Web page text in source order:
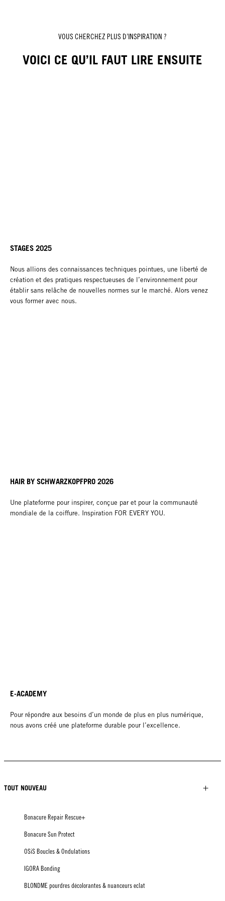
VOUS CHERCHEZ PLUS D’INSPIRATION ?
VOICI CE QU’IL FAUT LIRE ENSUITE
STAGES 2025
Nous allions des connaissances techniques pointues, une liberté de
création et des pratiques respectueuses de l’environnement pour
établir sans relâche de nouvelles normes sur le marché. Alors venez
vous former avec nous.
HAIR BY SCHWARZKOPFPRO 2026
Une plateforme pour inspirer, conçue par et pour la communauté
mondiale de la coiffure. Inspiration FOR EVERY YOU.
E-ACADEMY
Pour répondre aux besoins d’un monde de plus en plus numérique,
nous avons créé une plateforme durable pour l’excellence.
TOUT NOUVEAU
Bonacure Repair Rescue+
Bonacure Sun Protect
OSiS Boucles & Ondulations
IGORA Bonding
BLONDME pourdres décolorantes & nuanceurs eclat